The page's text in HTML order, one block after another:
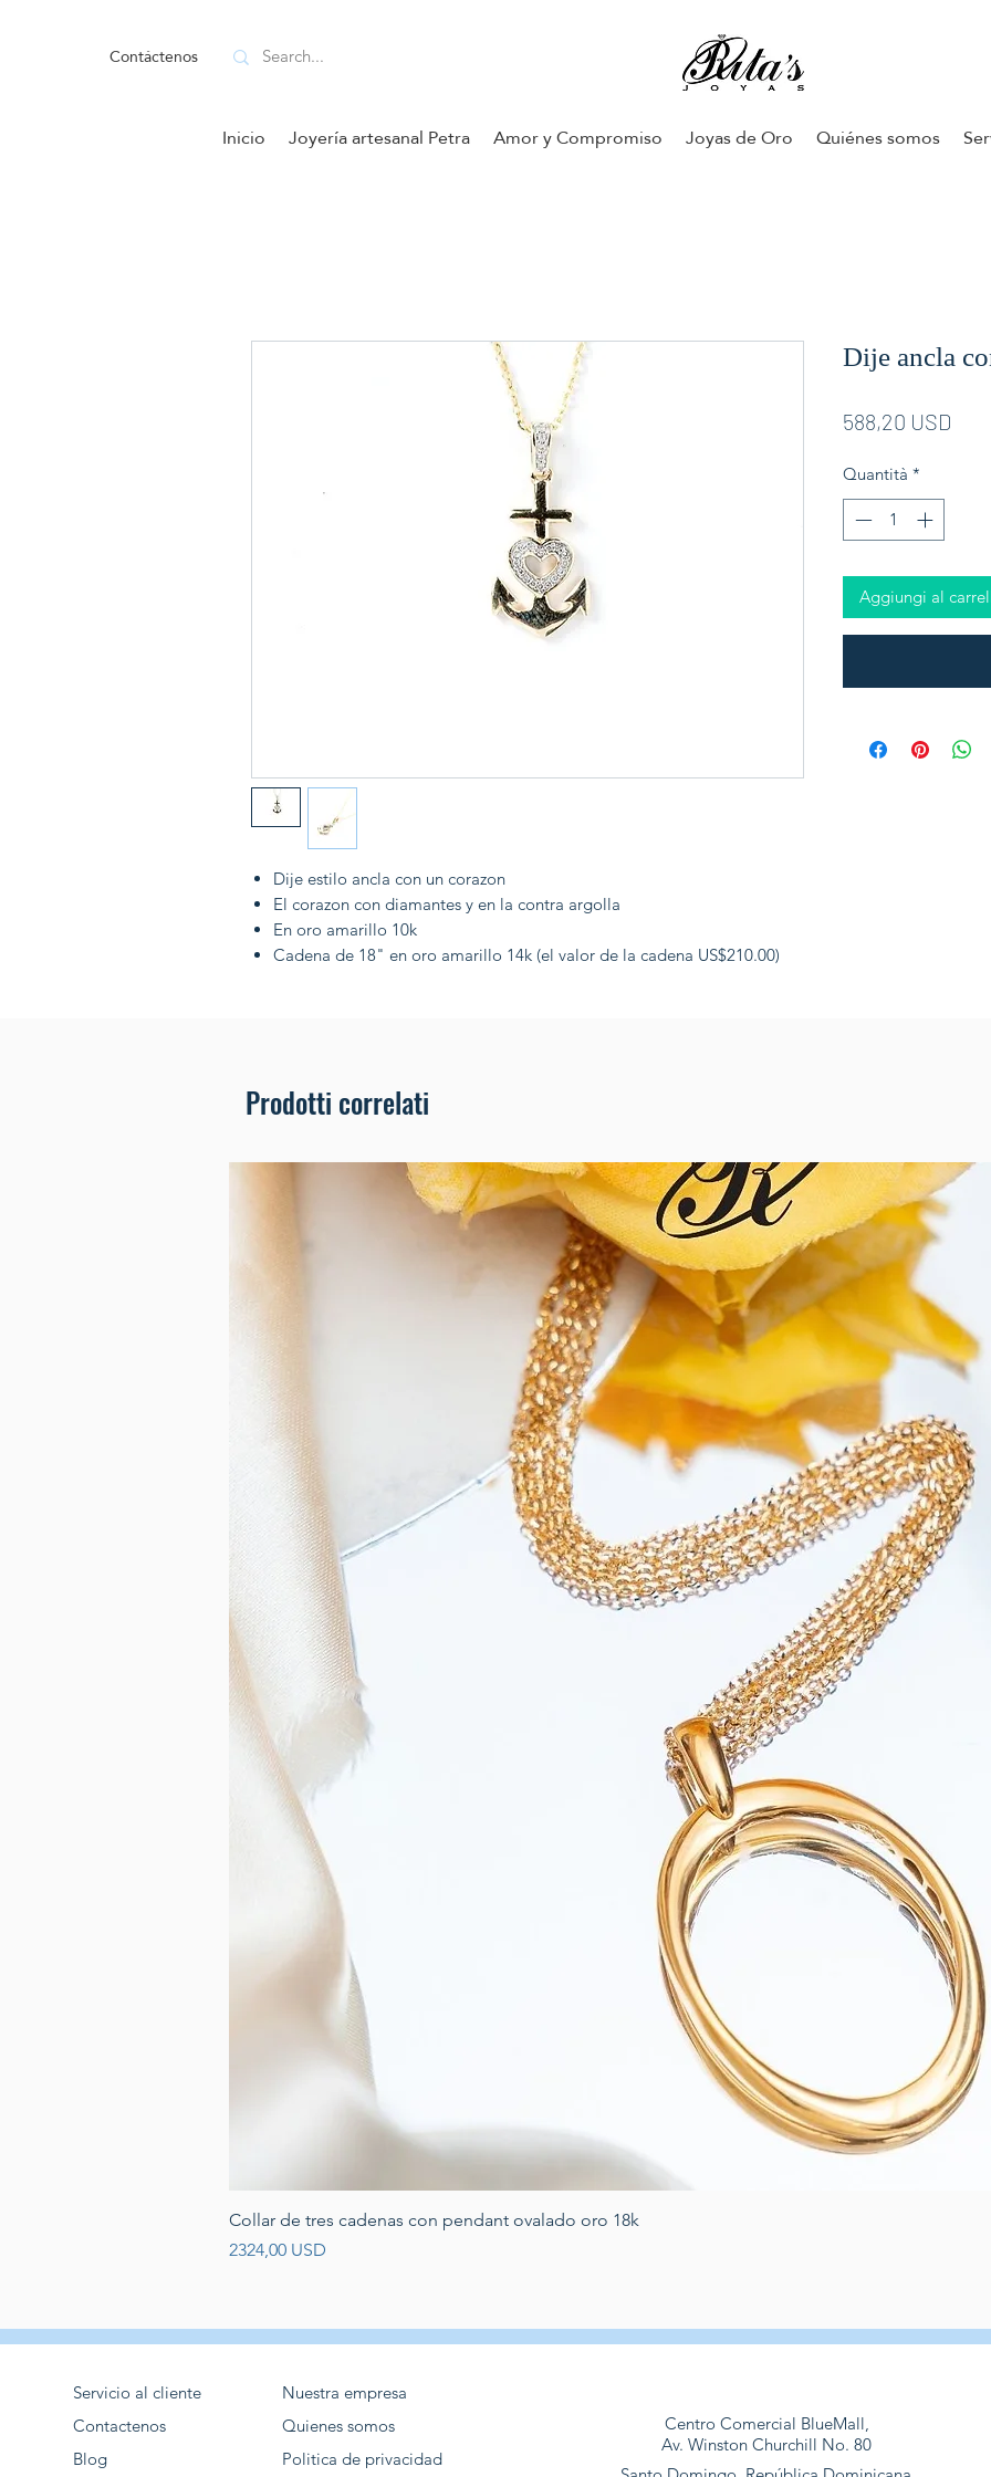
Contáctenos
Inicio Joyería artesanal Petra Amor y Compromiso Joyas de Oro Quiénes somos
Dije estilo ancla con un corazon
El corazon con diamantes y en la contra argolla
En oro amarillo 10k
Cadena de 18" en oro amarillo 14k (el valor de la cadena US$210.00)
Dije ancla
588,20 USD
Quantità *
Aggiungi al
Prodotti correlati
Collar de tres cadenas con pendant ovalado oro 18k
Prezzo
2324,00 USD
Servicio al cliente
Contactenos
Blog
Nuestra empresa
Quienes somos
Politica de privacidad
Centro Comercial BlueMall,
Av. Winston Churchill No. 80